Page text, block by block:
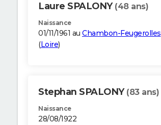
Laure SPALONY (48 ans)
Naissance
01/11/1961 au Chambon-Feugerolles
(Loire)
Stephan SPALONY (83 ans)
Naissance
28/08/1922